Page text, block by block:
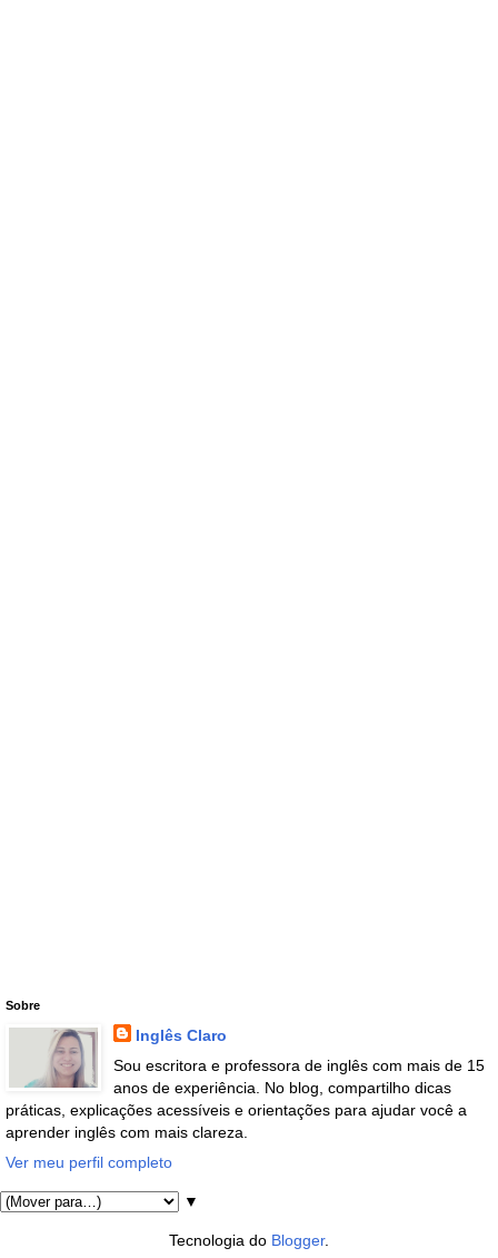
Sobre
Inglês Claro
Sou escritora e professora de inglês com mais de 15
anos de experiência. No blog, compartilho dicas
práticas, explicações acessíveis e orientações para ajudar você a
aprender inglês com mais clareza.
Ver meu perfil completo
▼
Tecnologia do Blogger.